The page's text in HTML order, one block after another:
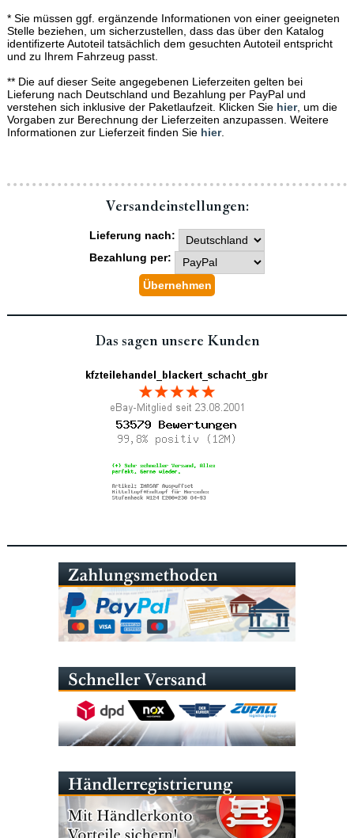
* Sie müssen ggf. ergänzende Informationen von einer geeigneten
Stelle beziehen, um sicherzustellen, dass das über den Katalog
identifizerte Autoteil tatsächlich dem gesuchten Autoteil entspricht
und zu Ihrem Fahrzeug passt.
** Die auf dieser Seite angegebenen Lieferzeiten gelten bei
Lieferung nach Deutschland und Bezahlung per PayPal und
verstehen sich inklusive der Paketlaufzeit. Klicken Sie hier, um die
Vorgaben zur Berechnung der Lieferzeiten anzupassen. Weitere
Informationen zur Lieferzeit finden Sie hier.
Versand­einstellungen:
Lieferung nach:
Bezahlung per:
Das sagen unsere Kunden